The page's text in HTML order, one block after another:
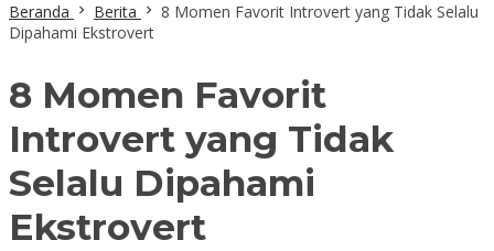
Beranda Berita
8 Momen Favorit Introvert yang Tidak Selalu
Dipahami Ekstrovert
8 Momen Favorit
Introvert yang Tidak
Selalu Dipahami
Ekstrovert